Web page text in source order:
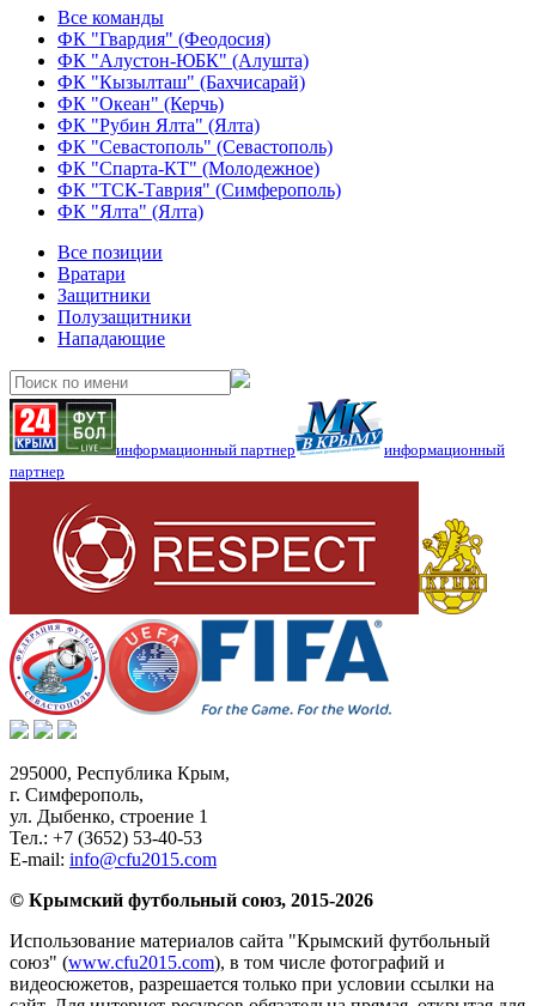
Все команды
ФК "Гвардия" (Феодосия)
ФК "Алустон-ЮБК" (Алушта)
ФК "Кызылташ" (Бахчисарай)
ФК "Океан" (Керчь)
ФК "Рубин Ялта" (Ялта)
ФК "Севастополь" (Севастополь)
ФК "Спарта-КТ" (Молодежное)
ФК "ТСК-Таврия" (Симферополь)
ФК "Ялта" (Ялта)
Все позиции
Вратари
Защитники
Полузащитники
Нападающие
информационный партнер
информационный
партнер
295000, Республика Крым,
г. Симферополь,
ул. Дыбенко, строение 1
Тел.: +7 (3652) 53-40-53
E-mail: info@cfu2015.com
© Крымский футбольный союз, 2015-2026
Использование материалов сайта "Крымский футбольный
союз" (www.cfu2015.com), в том числе фотографий и
видеосюжетов, разрешается только при условии ссылки на